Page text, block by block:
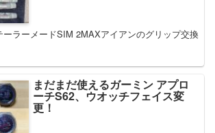
ラーメードSIM 2MAXアイアンのグリップ交換
まだまだ使えるガーミン アプロ
ーチS62、ウオッチフェイス変
更！